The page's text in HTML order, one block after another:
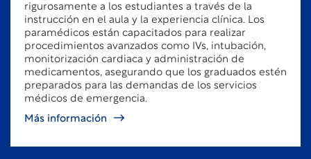
rigurosamente a los estudiantes a través de la
instrucción en el aula y la experiencia clínica. Los
paramédicos están capacitados para realizar
procedimientos avanzados como IVs, intubación,
monitorización cardiaca y administración de
medicamentos, asegurando que los graduados estén
preparados para las demandas de los servicios
médicos de emergencia.
Más información